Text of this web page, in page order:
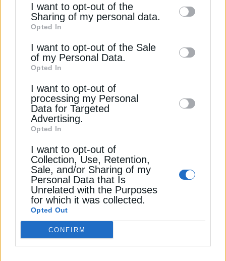
information by third parties on the IAB’s list
of downstream participants. This
information may also be disclosed by us to
third parties on theIAB’s List of
Downstream Participants
disclose it to other third parties.
I want to opt-out of the
Sharing of my personal data.
Opted In
I want to opt-out of the Sale
of my Personal Data.
Opted In
I want to opt-out of
processing my Personal
Data for Targeted
Advertising.
Opted In
I want to opt-out of
Collection, Use, Retention,
Sale, and/or Sharing of my
Personal Data that Is
Unrelated with the Purposes
for which it was collected.
Opted Out
CONFIRM
ΧΡΗΣΤΙΚΑ
ΕΥΔΑΠ: Διακοπές νερού τη Δευτέρα 20
Απριλίου
20 Απριλίου 2026
ΧΡΗΣΤΙΚΑ
Πόσο κοστίζει η βενζίνη σήμερα, Τρίτη 28
Ιουλίου – Η τιμή ανά περιοχή
28 Ιουλίου 2026